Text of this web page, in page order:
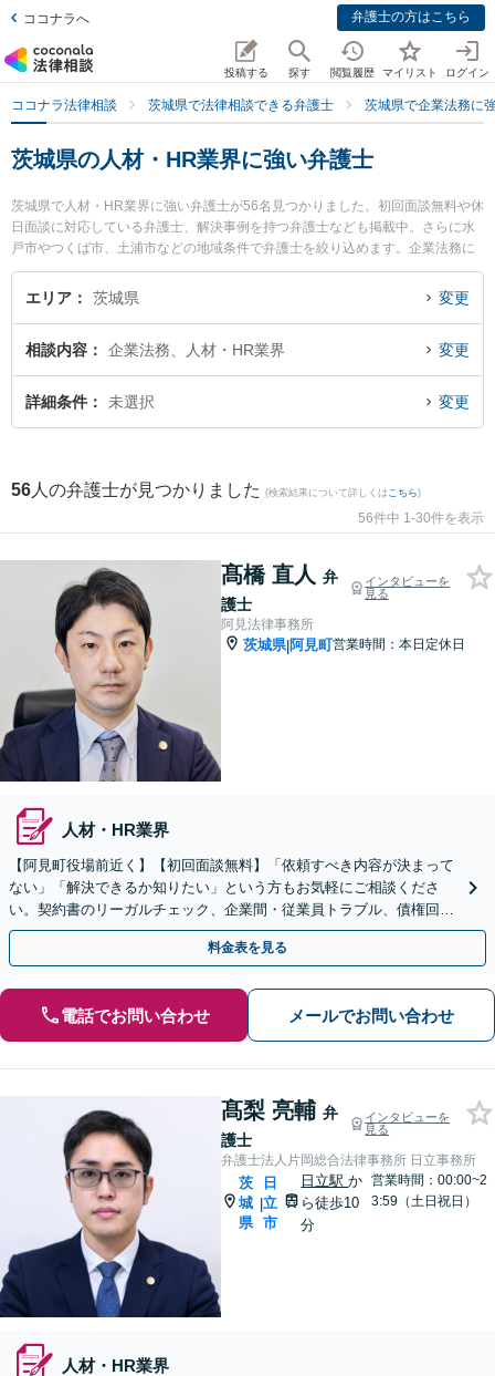
ココナラへ 弁護士の方はこちら
投稿する 探す 閲覧履歴 マイリスト ログイン
ココナラ法律相談 茨城県で法律相談できる弁護士 茨城県で企業法務に
茨城県の人材・HR業界に強い弁護士
茨城県で人材・HR業界に強い弁護士が56名見つかりました。初回面談無料や休
日面談に対応している弁護士、解決事例を持つ弁護士なども掲載中。さらに水
戸市やつくば市、土浦市などの地域条件で弁護士を絞り込めます。企業法務に
関係する顧問弁護士契約や契約書作成・リーガルチェック、雇用契約書・就業
規則作成等の細かな分野での絞り込み検索もでき便利です。特に阿見法律事務
士費用、強みなどが注目されています。『茨城県で土日や夜間に発生した人
材・HR業界のトラブルを今すぐに弁護士に相談したい』『人材・HR業界のト
ラブル解決の実績豊富な近くの弁護士を検索したい』『初回相談無料で人材・
エリア 茨城県 変更
相談内容 企業法務、人材・HR業界 変更
詳細条件 未選択 変更
56 人の弁護士が見つかりました (検索結果について詳しくは こちら)
56件中 1-30件を表示
髙橋 直人 弁
護士
インタビューを
見る
阿見法律事務所
茨城県|阿見町営業時間：本日定休日
人材・HR業界
【阿見町役場前近く】【初回面談無料】「依頼すべき内容が決まって
ない」「解決できるか知りたい」という方もお気軽にご相談くださ
い。契約書のリーガルチェック、企業間・従業員トラブル、債権回収
など【顧問契約可能】
料金表を見る
電話でお問い合わせ メールでお問い合わせ
髙梨 亮輔 弁
護士
インタビューを
見る
弁護士法人片岡総合法律事務所 日立事務所
茨
城
県
|
日
立
市
日立駅か
ら徒歩10
分
営業時間：00:00~2
3:59（土日祝日）
人材・HR業界